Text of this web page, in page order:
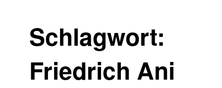
Schlagwort:
Friedrich Ani